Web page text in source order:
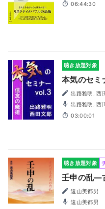
06:44:30
聴き放題対象
本気のセ
出路雅明, 西
出路雅明, 西
03:00:01
聴き放題対象
壬申の乱―
遠山美都男
遠山美都男